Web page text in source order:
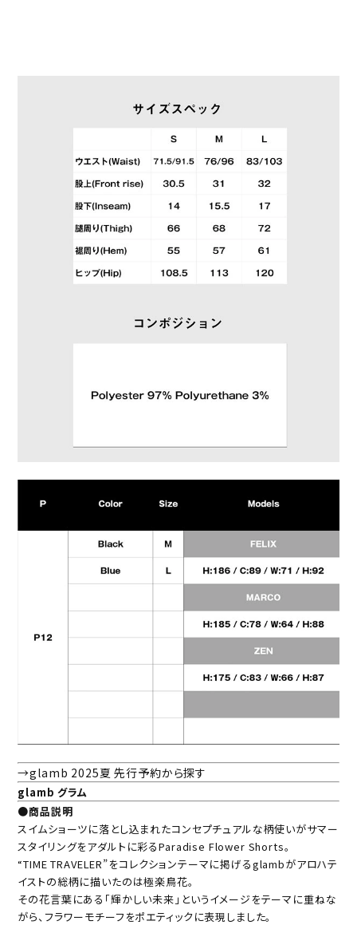
→glamb 2025夏 先行予約から探す
glamb グラム
●商品説明
スイムショーツに落とし込まれたコンセプチュアルな柄使いがサマー
スタイリングをアダルトに彩るParadise Flower Shorts。
“TIME TRAVELER”をコレクションテーマに掲げるglambがアロハテ
イストの総柄に描いたのは極楽鳥花。
その花言葉にある「輝かしい未来」というイメージをテーマに重ねな
がら、フラワーモチーフをポエティックに表現しました。